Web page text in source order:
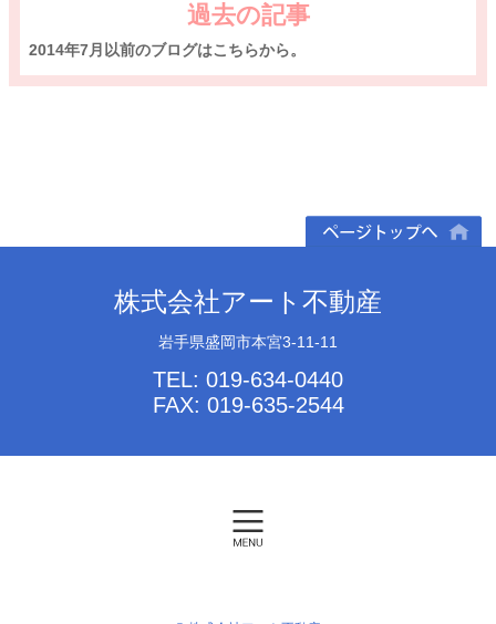
過去の記事
2014年7月以前のブログはこちらから。
株式会社アート不動産
岩手県盛岡市本宮3-11-11
TEL: 019-634-0440
FAX: 019-635-2544